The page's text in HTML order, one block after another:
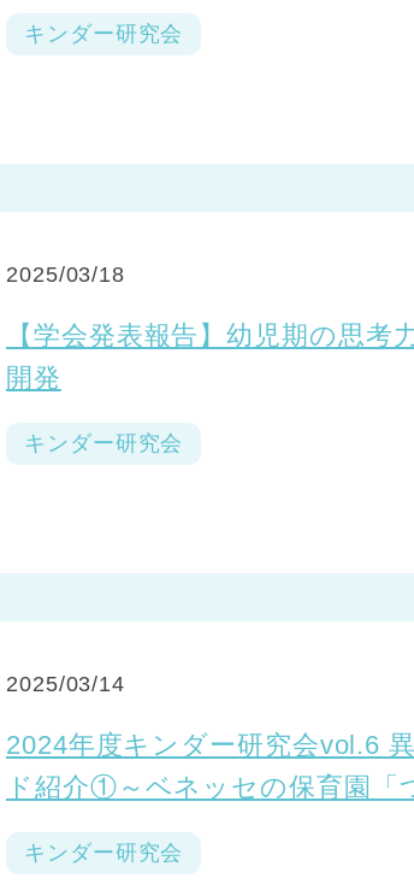
キンダー研究会
2025/03/18
【学会発表報告】幼児期の思
開発
キンダー研究会
2025/03/14
2024年度キンダー研究会vol.6
ド紹介①～ベネッセの保育園
キンダー研究会